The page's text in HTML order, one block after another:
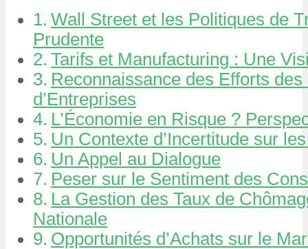
Wall Street et les Politiques de
Prudente
Tarifs et Manufacturing : Une
Reconnaissance des Efforts
d’Entreprises
L’Économie en Risque ?
Un Contexte d’Incertitude sur
Un Appel au Dialogue
Peser sur le Sentiment des
La Gestion des Taux de
Nationale
Opportunités d’Achats sur le